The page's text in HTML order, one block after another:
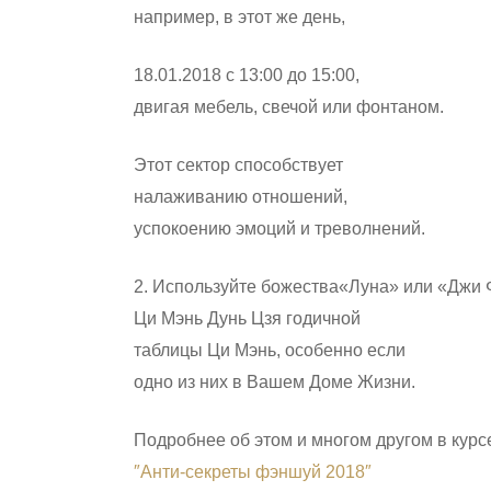
например, в этот же день,
18.01.2018 с 13:00 до 15:00,
двигая мебель, свечой или фонтаном.
Этот сектор способствует
налаживанию отношений,
успокоению эмоций и треволнений.
2. Используйте божества«Луна» или «Джи
Ци Мэнь Дунь Цзя годичной
таблицы Ци Мэнь, особенно если
одно из них в Вашем Доме Жизни.
Подробнее об этом и многом другом в
″Анти-секреты фэншуй 2018″